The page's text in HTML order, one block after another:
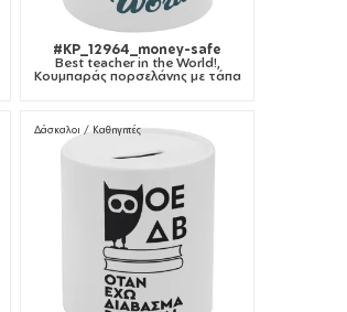
#KP_12964_money-safe
Best teacher in the World!,
Κουμπαράς πορσελάνης με τάπα
Δάσκαλοι / Καθηγητές